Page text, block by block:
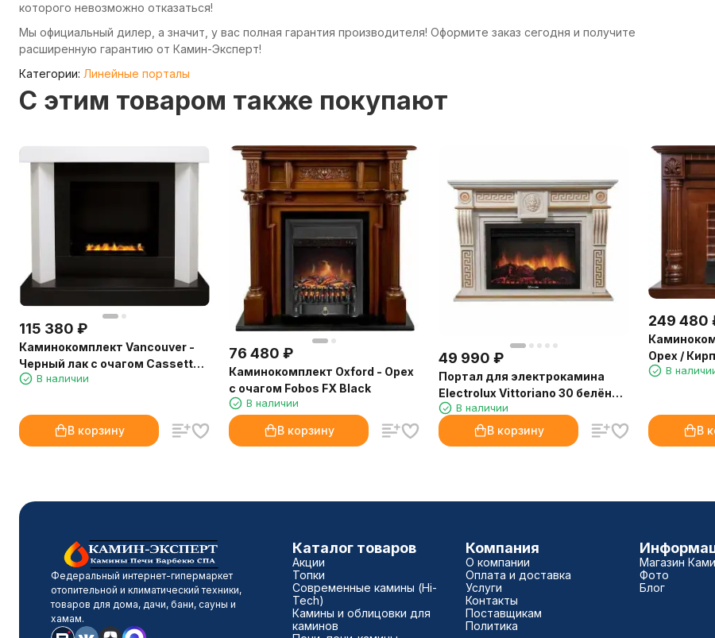
которого невозможно отказаться!
Мы официальный дилер, а значит, у вас полная гарантия производителя! Оформите заказ сегодня и получите
расширенную гарантию от Камин-Эксперт!
Категории: Линейные порталы
C этим товаром также покупают
115 380 ₽
Каминокомплект Vancouver -
Черный лак с очагом Cassette
400 LNH-INT PS (без дров)
В наличии
В корзину
76 480 ₽
Каминокомплект Oxford - Орех
с очагом Fobos FX Black
В наличии
В корзину
49 990 ₽
Портал для электрокамина
Electrolux Vittoriano 30 белёный
дуб с золотой патиной
В наличии
В корзину
249 480
Орех /
В
В
Федеральный интернет-гипермаркет
отопительной и климатический техники,
товаров для дома, дачи, бани, сауны и
хамам.
Каталог товаров
Акции
Топки
Современные камины (Hi-
Tech)
Камины и облицовки для
каминов
Компания
О компании
Оплата и доставка
Услуги
Контакты
Поставщикам
Политика
Магазин
Фото
Блог